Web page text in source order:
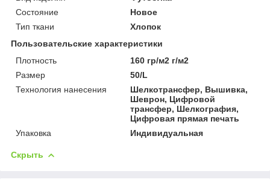
Состояние
Новое
Тип ткани
Хлопок
Пользовательские характеристики
Плотность
160 гр/м2 г/м2
Размер
50/L
Технология нанесения
Шелкотрансфер, Вышивка,
Шеврон, Цифровой
трансфер, Шелкография,
Цифровая прямая печать
Упаковка
Индивидуальная
Скрыть